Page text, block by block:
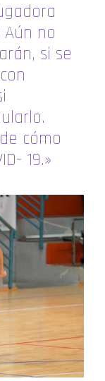
no
si se
cómo
19.»